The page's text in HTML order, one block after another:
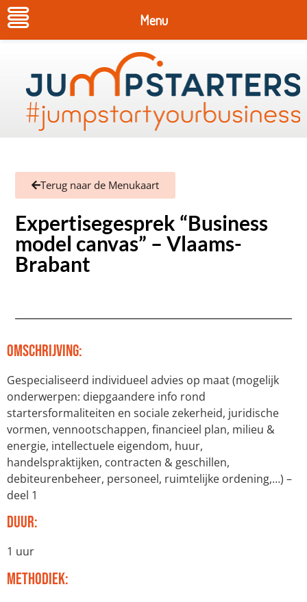
Terug naar de Menukaart
Expertisegesprek “Business
model canvas” – Vlaams-
Brabant
Omschrijving:
Gespecialiseerd individueel advies op maat (mogelijk
onderwerpen: diepgaandere info rond
startersformaliteiten en sociale zekerheid, juridische
vormen, vennootschappen, financieel plan, milieu &
energie, intellectuele eigendom, huur,
handelspraktijken, contracten & geschillen,
debiteurenbeheer, personeel, ruimtelijke ordening,…) –
deel 1
Duur:
1 uur
Methodiek:
Menu